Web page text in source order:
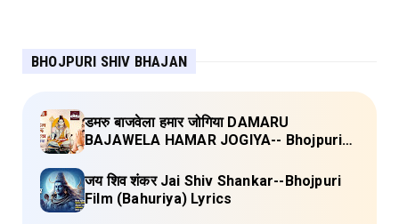
BHOJPURI SHIV BHAJAN
डमरु बाजवेला हमार जोगिया DAMARU
BAJAWELA HAMAR JOGIYA-- Bhojpuri
जय शिव शंकर Jai Shiv Shankar--Bhojpuri
Film (Bahuriya) Lyrics